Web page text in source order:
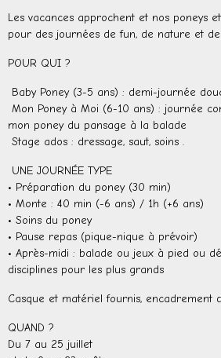
Les vacances approchent et nos poneys
pour des journées de fun, de nature et
POUR QUI ?
Baby Poney (3-5 ans) : demi-journée
Mon Poney à Moi (6-10 ans) : journée
mon poney du pansage à la balade
Stage ados : dressage, saut, soins .
UNE JOURNÉE TYPE
• Préparation du poney (30 min)
• Monte : 40 min (-6 ans) / 1h (+6 ans)
• Soins du poney
• Pause repas (pique-nique à prévoir)
• Après-midi : balade ou jeux à pied ou
disciplines pour les plus grands
Casque et matériel fournis, encadrement
QUAND ?
Du 7 au 25 juillet